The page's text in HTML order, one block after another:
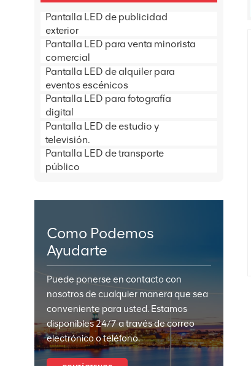
Pantalla LED de publicidad
exterior
Pantalla LED para venta minorista
comercial
Pantalla LED de alquiler para
eventos escénicos
Pantalla LED para fotografía
digital
Pantalla LED de estudio y
televisión.
Pantalla LED de transporte
público
Como Podemos
Ayudarte
Puede ponerse en contacto con
nosotros de cualquier manera que sea
conveniente para usted. Estamos
disponibles 24/7 a través de correo
electrónico o teléfono.